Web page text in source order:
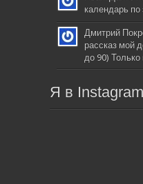
календарь
Дмитрий
рассказ мой
до 90) Только
Я в Instagram